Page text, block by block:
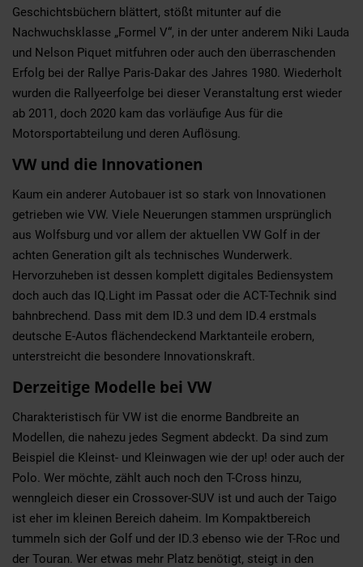
Geschichtsbüchern blättert, stößt mitunter auf die
Nachwuchsklasse „Formel V“, in der unter anderem Niki Lauda
und Nelson Piquet mitfuhren oder auch den überraschenden
Erfolg bei der Rallye Paris-Dakar des Jahres 1980. Wiederholt
wurden die Rallyeerfolge bei dieser Veranstaltung erst wieder
ab 2011, doch 2020 kam das vorläufige Aus für die
Motorsportabteilung und deren Auflösung.
VW und die Innovationen
Kaum ein anderer Autobauer ist so stark von Innovationen
getrieben wie VW. Viele Neuerungen stammen ursprünglich
aus Wolfsburg und vor allem der aktuellen VW Golf in der
achten Generation gilt als technisches Wunderwerk.
Hervorzuheben ist dessen komplett digitales Bediensystem
doch auch das IQ.Light im Passat oder die ACT-Technik sind
bahnbrechend. Dass mit dem ID.3 und dem ID.4 erstmals
deutsche E-Autos flächendeckend Marktanteile erobern,
unterstreicht die besondere Innovationskraft.
Derzeitige Modelle bei VW
Charakteristisch für VW ist die enorme Bandbreite an
Modellen, die nahezu jedes Segment abdeckt. Da sind zum
Beispiel die Kleinst- und Kleinwagen wie der up! oder auch der
Polo. Wer möchte, zählt auch noch den T-Cross hinzu,
wenngleich dieser ein Crossover-SUV ist und auch der Taigo
ist eher im kleinen Bereich daheim. Im Kompaktbereich
tummeln sich der Golf und der ID.3 ebenso wie der T-Roc und
der Touran. Wer etwas mehr Platz benötigt, steigt in den